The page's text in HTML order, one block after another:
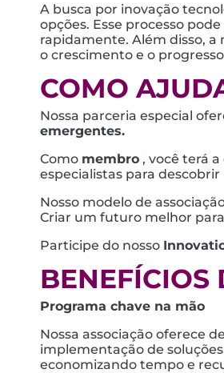
A busca por inovação
opções. Esse processo
rapidamente. Além disso, a
o crescimento e o
COMO
Nossa parceria especial
emergentes.
Como membro , você terá
especialistas para
Nosso modelo de
Criar um futuro melhor
Participe do nosso
BENEFÍCIOS
Programa chave na mão
Nossa associação oferece
implementação de
economizando tempo e